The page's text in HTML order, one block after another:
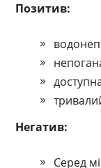
Позитив:
Негатив:
Серед